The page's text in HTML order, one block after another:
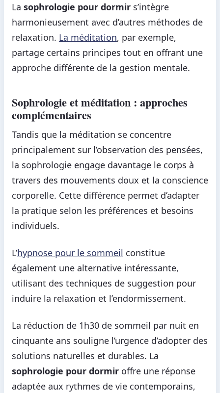
La sophrologie pour dormirs’intègre
harmonieusement avec d’autres méthodes de
relaxation. La méditation, par exemple,
partage certains principes tout en offrant une
approche différente de la gestion mentale.
Sophrologie et méditation : approches
complémentaires
Tandis que la méditation se concentre
principalement sur l’observation des pensées,
la sophrologie engage davantage le corps à
travers des mouvements doux et la conscience
corporelle. Cette différence permet d’adapter
la pratique selon les préférences et besoins
individuels.
L’hypnose pour le sommeil constitue
également une alternative intéressante,
utilisant des techniques de suggestion pour
induire la relaxation et l’endormissement.
La réduction de 1h30 de sommeil par nuit en
cinquante ans souligne l’urgence d’adopter des
solutions naturelles et durables. La
sophrologie pour dormiroffre une réponse
adaptée aux rythmes de vie contemporains,